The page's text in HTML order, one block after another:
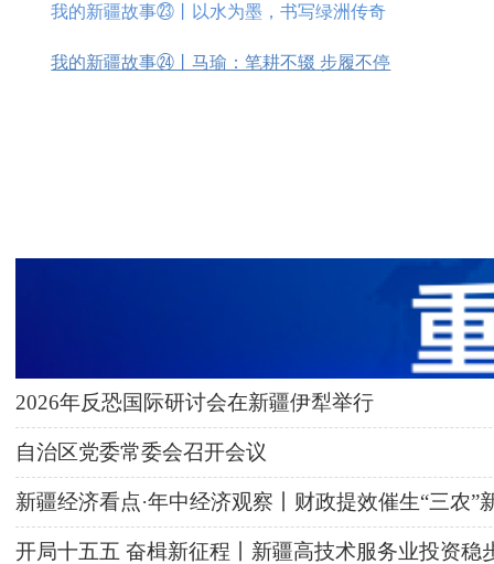
我的新疆故事㉓丨以水为墨，书写绿洲传奇
我的新疆故事㉔丨马瑜：笔耕不辍 步履不停
2026年反恐国际研讨会在新疆伊犁举行
自治区党委常委会召开会议
新疆经济看点·年中经济观察丨财政提效催生“三农”
开局十五五 奋楫新征程丨新疆高技术服务业投资稳